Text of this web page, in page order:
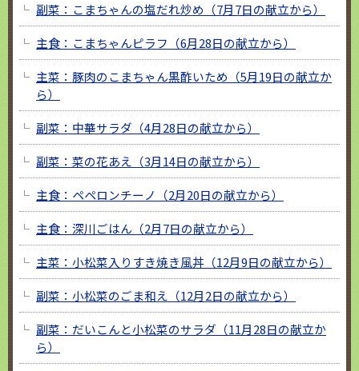
副菜：こまちゃんの塩だれ炒め（7月7日の献立から）
主食：こまちゃんピラフ（6月28日の献立から）
主菜：豚肉のこまちゃん黒酢いため（5月19日の献立か
ら）
副菜：中華サラダ（4月28日の献立から）
副菜：菜の花あえ（3月14日の献立から）
主食：ペペロンチーノ（2月20日の献立から）
主食：深川ごはん（2月7日の献立から）
主菜：小松菜入りすき焼き風丼（12月9日の献立から）
副菜：小松菜のごま和え（12月2日の献立から）
副菜：だいこんと小松菜のサラダ（11月28日の献立か
ら）